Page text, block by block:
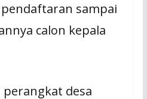
sampai
calon kepala
perangkat desa